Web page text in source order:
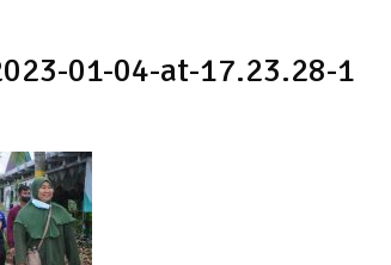
01-04-at-17.23.28-1